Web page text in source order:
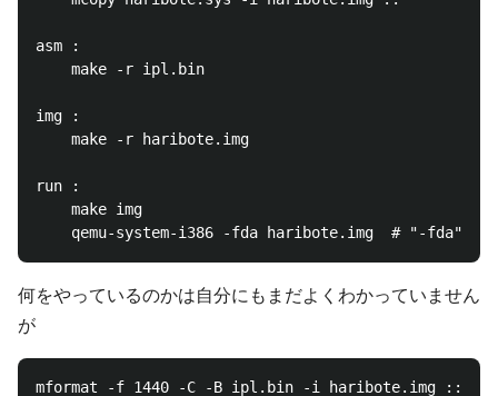
asm :
img :
run :
何をやっているのかは自分にもまだよくわかっていません
が
mformat -f 1440 -C -B ipl.bin -i haribote.img ::